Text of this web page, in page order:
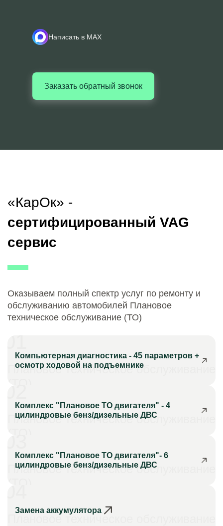
Написать в MAX
Заказать обратный звонок
«КарОк» -
сертифицированный VAG
сервис
Оказываем полный спектр услуг по ремонту и
обслуживанию автомобилей Плановое
техническое обслуживание (ТО)
Плановое техническое обслуживание
Компьютерная диагностика - 45 параметров +
осмотр ходовой на подъемнике
Плановое техническое обслуживание
Комплекс "Плановое ТО двигателя" - 4
цилиндровые бенз/дизельные ДВС
Плановое техническое обслуживание
Комплекс "Плановое ТО двигателя"- 6
цилиндровые бенз/дизельные ДВС
Плановое техническое обслуживание
Замена аккумулятора